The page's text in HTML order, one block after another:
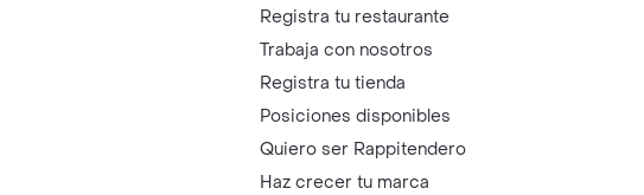
Registra tu restaurante
Trabaja con nosotros
Registra tu tienda
Posiciones disponibles
Quiero ser Rappitendero
Haz crecer tu marca